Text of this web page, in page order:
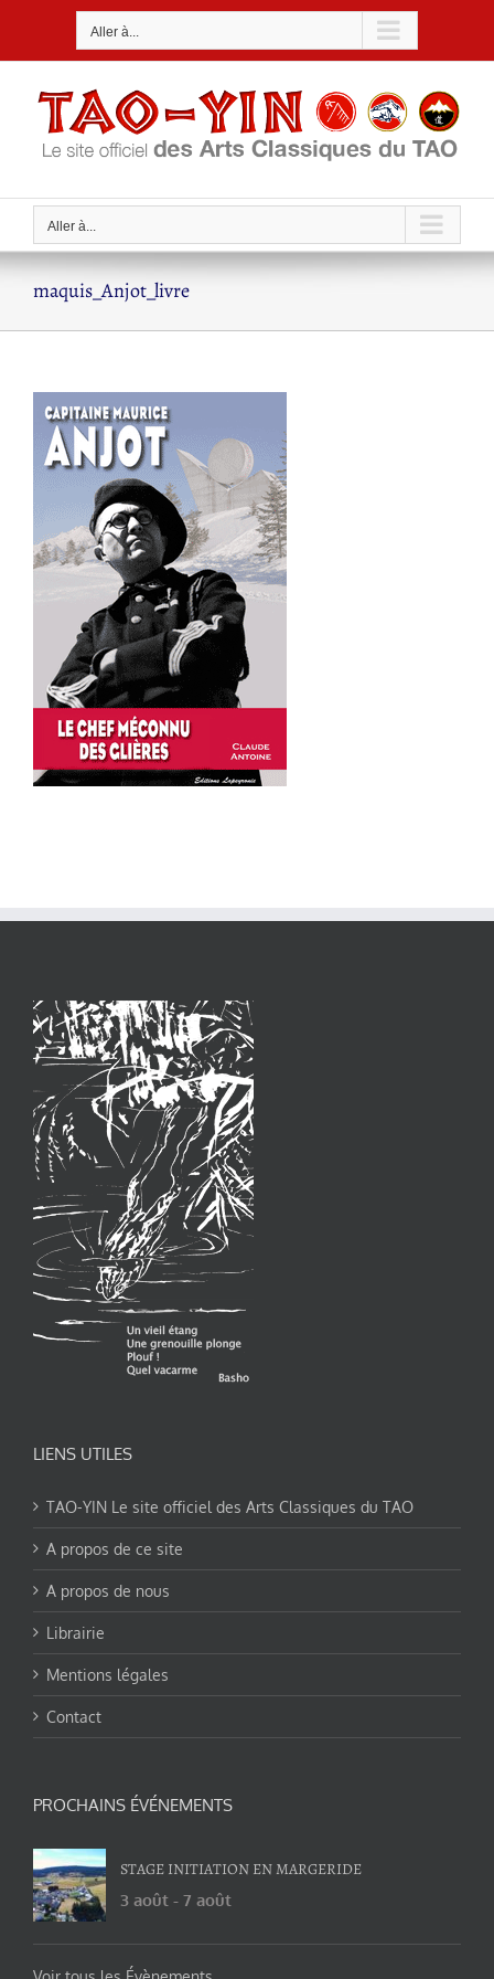
Aller à...
Aller à...
maquis_Anjot_livre
LIENS UTILES
TAO-YIN Le site officiel des Arts Classiques du TAO
A propos de ce site
A propos de nous
Librairie
Mentions légales
Contact
PROCHAINS ÉVÉNEMENTS
STAGE INITIATION EN MARGERIDE
3 août - 7 août